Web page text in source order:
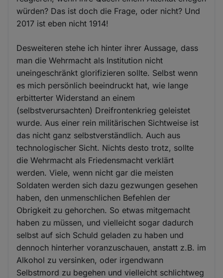
würden? Das ist doch die Frage, oder nicht? Und
2017 ist eben nicht 1914!
Desweiteren stehe ich hinter ihrer Aussage, dass
man die Wehrmacht als Institution nicht
uneingeschränkt glorifizieren sollte. Selbst wenn
es mich persönlich beeindruckt hat, wie lange
erbitterter Widerstand an einem
(selbstverursachten) Dreifrontenkrieg geleistet
wurde. Aus einer rein militärischen Sichtweise ist
das nicht ganz selbstverständlich. Auch aus
technologischer Sicht. Nichts desto trotz, sollte
die Wehrmacht als Friedensmacht verklärt
werden. Viele, wenn nicht gar die meisten
Soldaten werden sich dazu gezwungen gesehen
haben, den unmenschlichen Befehlen der
Obrigkeit zu gehorchen. So etwas mitgemacht
haben zu müssen, und vielleicht sogar dadurch
selbst auf sich Schuld geladen zu haben und
dennoch hinterher voranzuschauen, anstatt z.B. im
Alkohol zu versinken, oder irgendwann
Selbstmord zu begehen und vielleicht schlichtweg